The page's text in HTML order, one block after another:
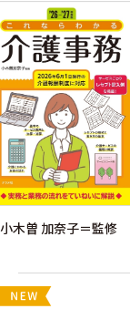
小木曽 加奈子＝監修